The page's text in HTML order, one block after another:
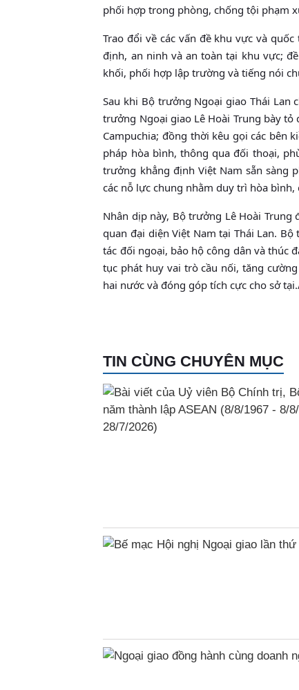
phối hợp trong phòng, chống tội phạm
Trao đổi về các vấn đề khu vực và
định, an ninh và an toàn tại khu vực;
khối, phối hợp lập trường và tiếng nói
Sau khi Bộ trưởng Ngoại giao Thái Lan
trưởng Ngoại giao Lê Hoài Trung bày
Campuchia; đồng thời kêu gọi các bên
pháp hòa bình, thông qua đối thoại,
trưởng khẳng định Việt Nam sẵn sàng
các nỗ lực chung nhằm duy trì hòa
Nhân dịp này, Bộ trưởng Lê Hoài
quan đại diện Việt Nam tại Thái Lan.
tác đối ngoại, bảo hộ công dân và thúc
tục phát huy vai trò cầu nối, tăng
hai nước và đóng góp tích cực cho sở
TIN CÙNG CHUYÊN MỤC